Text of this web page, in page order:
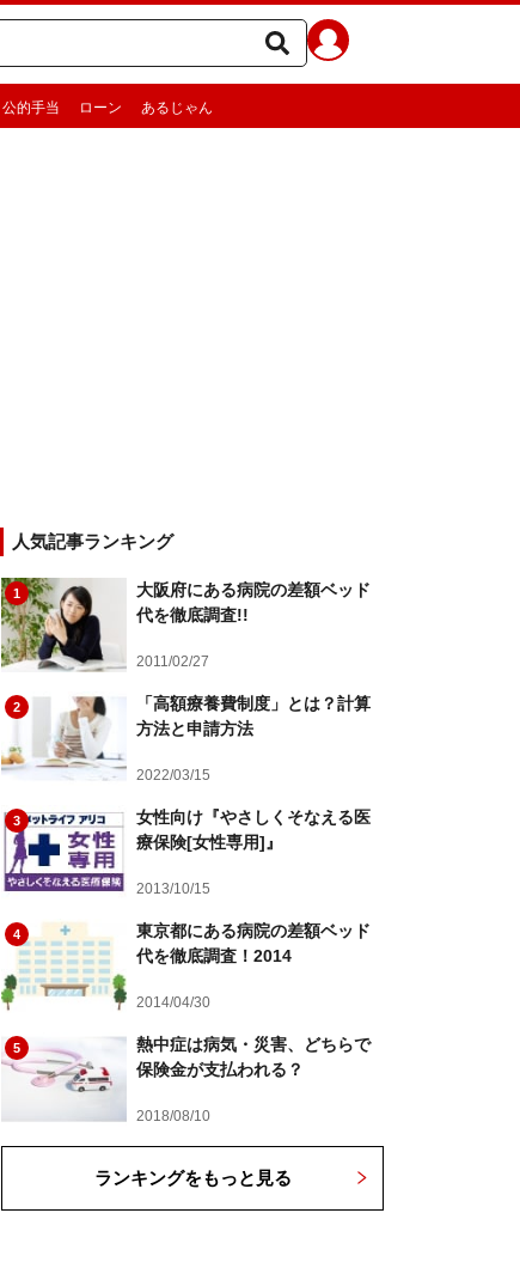
的手当 ローン あるじゃん
人気記事ランキング
1
大阪府にある病院の差額ベッド
代を徹底調査!!
2011/02/27
2
「高額療養費制度」とは？計算
方法と申請方法
2022/03/15
3
女性向け『やさしくそなえる医
療保険[女性専用]』
2013/10/15
4
東京都にある病院の差額ベッド
代を徹底調査！2014
2014/04/30
5
熱中症は病気・災害、どちらで
保険金が支払われる？
2018/08/10
ランキングをもっと見る